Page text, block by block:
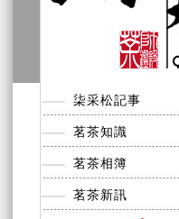
柒采松記事
茗茶知識
茗茶相簿
茗茶新訊